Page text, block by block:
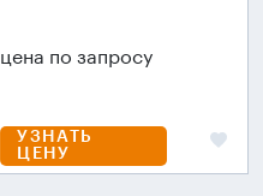
цена по запросу
УЗНАТЬ
ЦЕНУ